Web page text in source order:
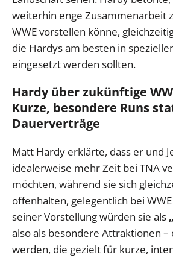
weiterhin enge Zusammenarbeit
WWE vorstellen könne,
die Hardys am besten in
eingesetzt werden sollten.
Hardy über zukünftige
Kurze, besondere Runs
Dauerverträge
Matt Hardy erklärte, dass er und
idealerweise mehr Zeit bei TNA
möchten, während sie sich
offenhalten, gelegentlich bei
seiner Vorstellung würden sie als
also als besondere Attraktionen –
werden, die gezielt für kurze,